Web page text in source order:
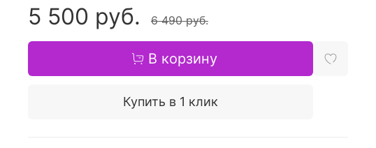
5 500 руб.
6 490 руб.
В корзину
Купить в 1 клик